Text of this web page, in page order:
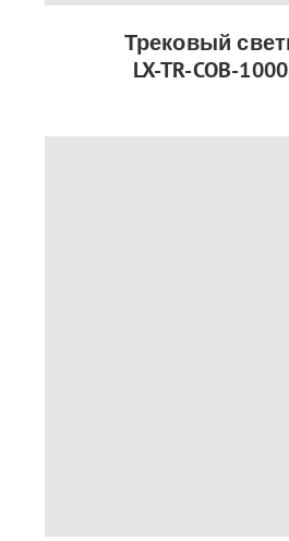
Трековый
LX-TR-COB-